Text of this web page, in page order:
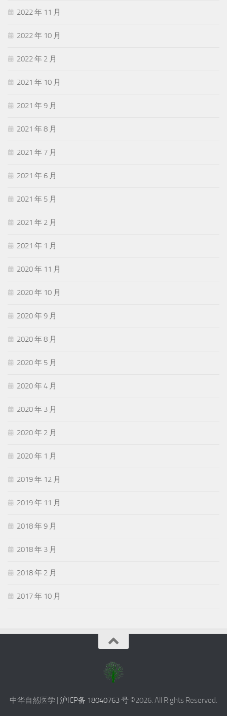
2022 年 11 月
2022 年 10 月
2022 年 2 月
2021 年 10 月
2021 年 9 月
2021 年 8 月
2021 年 7 月
2021 年 6 月
2021 年 5 月
2021 年 2 月
2021 年 1 月
2020 年 11 月
2020 年 10 月
2020 年 9 月
2020 年 8 月
2020 年 5 月
2020 年 4 月
2020 年 3 月
2020 年 2 月
2020 年 1 月
2019 年 12 月
2019 年 11 月
2018 年 9 月
2018 年 3 月
2018 年 2 月
2017 年 10 月
中华自然医学 | 沪ICP备 18040763 号 ©2026. All Rights Reserved.